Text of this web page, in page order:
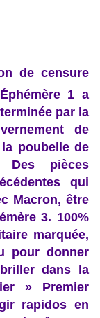
de censure
1 a
par la
de
poubelle de
Des pièces
qui
Macron, être
3. 100%
marquée,
pour donner
dans la
» Premier
rapidos en